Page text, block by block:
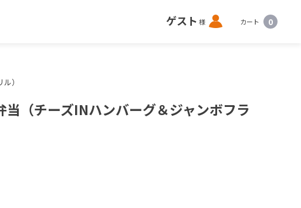
ゲスト 様 ロ
グ
カート 0
）
（チーズINハンバーグ＆ジャンボフラ